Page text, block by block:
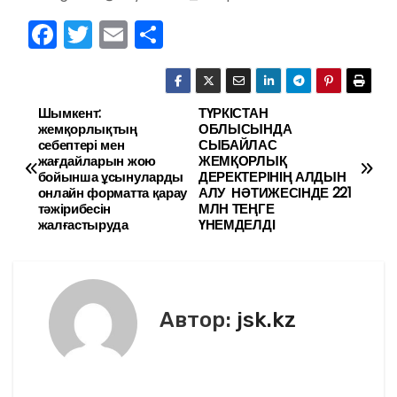
F
a
e
b
o
o
k
T
w
er
E
m
l
О
тп
р
и
ть
Н
а
в
и
ТҮРКІСТАН
ОБЛЫСЫНДА
СЫБАЙЛАС
ЖЕМҚОРЛЫҚ
ДЕРЕКТЕРІНІҢ АЛДЫН
АЛУ НӘТИЖЕСІНДЕ 221
МЛН ТЕҢГЕ
ҮНЕМДЕЛДІ
Шымкент:
жемқорлықтың
себептері мен
жағдайларын жою
бойынша ұсынуларды
онлайн форматта қарау
тәжірибесін
жалғастыруда
Автор: jsk.kz